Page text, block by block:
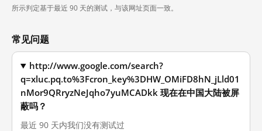
所示判定基于最近 90 天的测试，与该网址页面一致。
常见问题
http://www.google.com/search?
q=xluc.pq.to%3Fcron_key%3DHW_OMiFD8hN_jLld01
nMor9QRryzNeJqho7yuMCADkk 现在在中国大陆被屏
蔽吗？
最近 90 天内我们没有测试过